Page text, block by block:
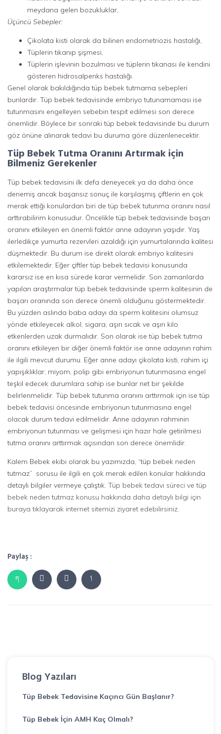
Blog Yazıları
Tüp Bebek Tedavisine Kaçıncı Gün Başlanır?
Tüp Bebek İçin AMH Kaç Olmalı?
meydana gelen bozukluklar,
Üçüncü Sebepler:
Çikolata kisti olarak da bilinen endometriozis hastalığı,
Tüplerin tıkanıp şişmesi,
Tüplerin işlevinin bozulması ve tüplerin tıkanası ile kendini
gösteren hidrosalpenks hastalığı.
Genel olarak bakıldığında tüp bebek tutmama sebepleri
bunlardır. Tüp bebek tedavisinde embriyo tutunamaması ise
tutunmasını engelleyen sebebin tespit edilmesi son derece
önemlidir. Böylece bir sonraki tüp bebek tedavisinde bu durum
göz önüne alınarak tedavi bu duruma göre düzenlenecektir.
Tüp Bebek Tutma Oranını Artırmak için
Bilmeniz Gerekenler
Tüp bebek tedavisini ilk defa deneyecek ya da daha önce
denemiş ancak başarısız sonuç ile karşılaşmış çiftlerin en çok
merak ettiği konulardan biri de tüp bebek tutunma oranını nasıl
arttırabilirim konusudur. Öncelikle tüp bebek tedavisinde başarı
oranını etkileyen en önemli faktör anne adayının yaşıdır. Yaş
ilerledikçe yumurta rezervleri azaldığı için yumurtalarında kalitesi
düşmektedir. Bu durum ise direkt olarak embriyo kalitesini
etkilemektedir. Eğer çiftler tüp bebek tedavisi konusunda
kararsız ise en kısa sürede karar vermelidir. Son zamanlarda
yapılan araştırmalar tüp bebek tedavisinde sperm kalitesinin de
başarı oranında son derece önemli olduğunu göstermektedir.
Bu yüzden aslında baba adayı da sperm kalitesini olumsuz
yönde etkileyecek alkol, sigara, aşırı sıcak ve aşırı kilo
etkenlerden uzak durmalıdır. Son olarak ise tüp bebek tutma
oranını etkileyen bir diğer önemli faktör ise anne adayının rahim
ile ilgili mevcut durumu. Eğer anne adayı çikolata kisti, rahim içi
yapışıklıklar, miyom, polip gibi embriyonun tutunmasına engel
teşkil edecek durumlara sahip ise bunlar net bir şekilde
belirlenmelidir. Tüp bebek tutunma oranını arttırmak için ise tüp
bebek tedavisi öncesinde embriyonun tutunmasına engel
olacak durum tedavi edilmelidir. Anne adayının rahminin
embriyonun tutunması ve gelişmesi için hazır hale getirilmesi
tutma oranını arttırmak açısından son derece önemlidir.
Kalem Bebek ekibi olarak bu yazımızda, “tüp bebek neden
tutmaz” sorusu ile ilgili en çok merak edilen konular hakkında
detaylı bilgiler vermeye çalıştık. Tüp bebek tedavi süreci ve tüp
bebek neden tutmaz konusu hakkında daha detaylı bilgi için
buraya tıklayarak internet sitemizi ziyaret edebilirsiniz.
Paylaş :